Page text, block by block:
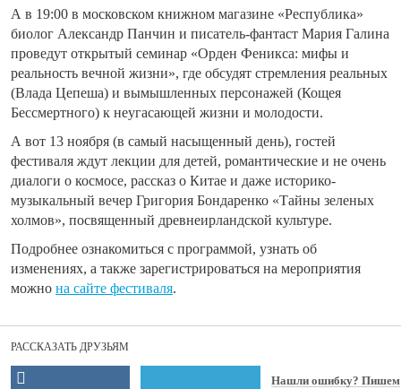
А в 19:00 в московском книжном магазине «Республика»
биолог Александр Панчин и писатель-фантаст Мария Галина
проведут открытый семинар «Орден Феникса: мифы и
реальность вечной жизни», где обсудят стремления реальных
(Влада Цепеша) и вымышленных персонажей (Кощея
Бессмертного) к неугасающей жизни и молодости.
А вот 13 ноября (в самый насыщенный день), гостей
фестиваля ждут лекции для детей, романтические и не очень
диалоги о космосе, рассказ о Китае и даже историко-
музыкальный вечер Григория Бондаренко «Тайны зеленых
холмов», посвященный древнеирландской культуре.
Подробнее ознакомиться с программой, узнать об
изменениях, а также зарегистрироваться на мероприятия
можно на сайте фестиваля.
РАССКАЗАТЬ ДРУЗЬЯМ
Нашли ошибку? Пишем